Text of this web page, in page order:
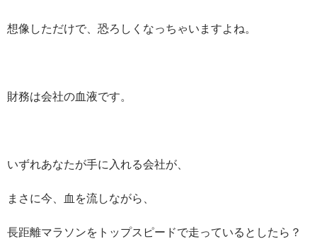
想像しただけで、恐ろしくなっちゃいますよね。
財務は会社の血液です。
いずれあなたが手に入れる会社が、
まさに今、血を流しながら、
長距離マラソンをトップスピードで走っているとしたら？